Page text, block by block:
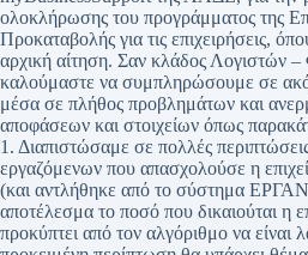
ολοκλήρωσης του προγράμματος της
Προκαταβολής για τις επιχειρήσεις,
αρχική αίτηση. Σαν κλάδος Λογιστών
καλούμαστε να συμπληρώσουμε σε
μέσα σε πλήθος προβλημάτων και
αποφάσεων και στοιχείων όπως
1. Διαπιστώσαμε σε πολλές
εργαζόμενων που απασχολούσε η
(και αντλήθηκε από το σύστημα
αποτέλεσμα το ποσό που δικαιούται η
προκύπτει από τον αλγόριθμο να είναι